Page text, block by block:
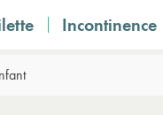
Incontinence